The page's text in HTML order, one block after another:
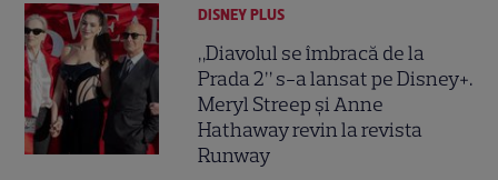
DISNEY PLUS
„Diavolul se îmbracă de la
Prada 2” s-a lansat pe Disney+.
Meryl Streep și Anne
Hathaway revin la revista
Runway